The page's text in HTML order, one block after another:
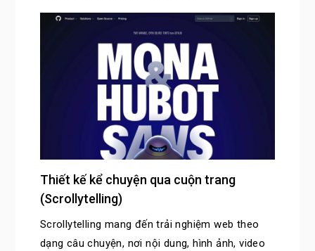
Thiết kế kể chuyện qua cuộn trang
(Scrollytelling)
Scrollytelling mang đến trải nghiệm web theo
dạng câu chuyện, nơi nội dung, hình ảnh, video